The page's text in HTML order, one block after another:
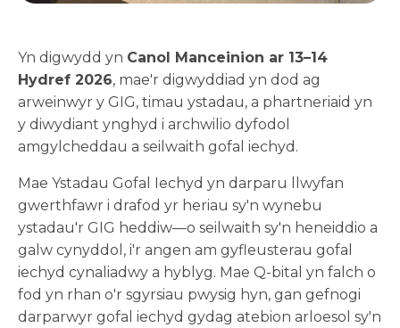
Yn digwydd yn Canol Manceinion ar 13–14
Hydref 2026, mae'r digwyddiad yn dod ag
arweinwyr y GIG, timau ystadau, a phartneriaid yn
y diwydiant ynghyd i archwilio dyfodol
amgylcheddau a seilwaith gofal iechyd.
Mae Ystadau Gofal Iechyd yn darparu llwyfan
gwerthfawr i drafod yr heriau sy'n wynebu
ystadau'r GIG heddiw—o seilwaith sy'n heneiddio a
galw cynyddol, i'r angen am gyfleusterau gofal
iechyd cynaliadwy a hyblyg. Mae Q-bital yn falch o
fod yn rhan o'r sgyrsiau pwysig hyn, gan gefnogi
darparwyr gofal iechyd gydag atebion arloesol sy'n